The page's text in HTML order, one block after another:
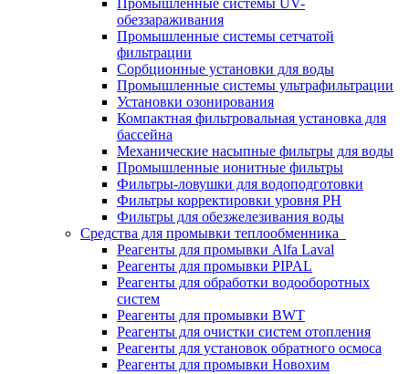
Промышленные системы UV-
обеззараживания
Промышленные системы сетчатой
фильтрации
Сорбционные установки для воды
Промышленные системы ультрафильтрации
Установки озонирования
Компактная фильтровальная установка для
бассейна
Механические насыпные фильтры для воды
Промышленные ионитные фильтры
Фильтры-ловушки для водоподготовки
Фильтры корректировки уровня PH
Фильтры для обезжелезивания воды
Средства для промывки теплообменника
Реагенты для промывки Alfa Laval
Реагенты для промывки PIPAL
Реагенты для обработки водооборотных
систем
Реагенты для промывки BWT
Реагенты для очистки систем отопления
Реагенты для установок обратного осмоса
Реагенты для промывки Новохим